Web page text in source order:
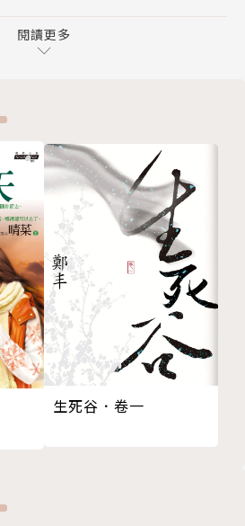
若現
人
庭聖經
蘭
閱讀更多
生死谷．卷一